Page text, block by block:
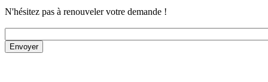
N'hésitez pas à renouveler votre demande !